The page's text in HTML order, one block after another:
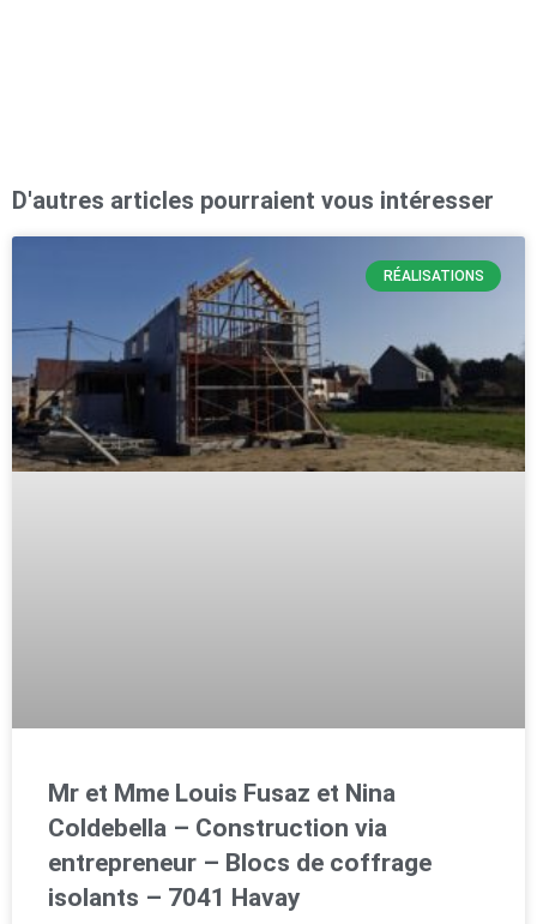
D'autres articles pourraient vous intéresser
RÉALISATIONS
Mr et Mme Louis Fusaz et Nina
Coldebella – Construction via
entrepreneur – Blocs de coffrage
isolants – 7041 Havay